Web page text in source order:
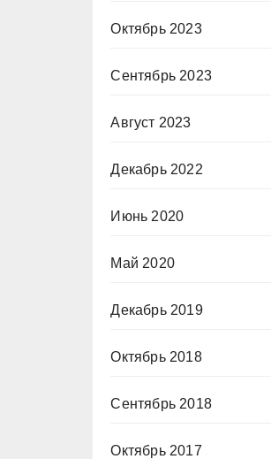
Октябрь 2023
Сентябрь 2023
Август 2023
Декабрь 2022
Июнь 2020
Май 2020
Декабрь 2019
Октябрь 2018
Сентябрь 2018
Октябрь 2017